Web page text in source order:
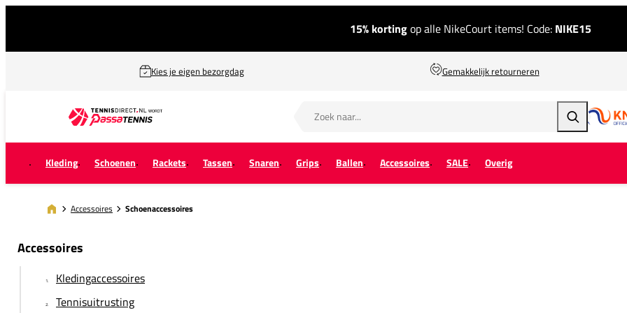
15% kortingop alle NikeCourt items! Code: NIKE15
Kies je eigen bezorgdag Gemakkelijk retourneren
Zoeken
Kleding Schoenen Rackets Tassen Snaren Grips Ballen Accessoires SALE Overig
Accessoires Schoenaccessoires
Accessoires
Kledingaccessoires
Tennisuitrusting